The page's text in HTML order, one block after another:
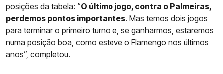
posições da tabela: “O último jogo, contra o Palmeiras,
perdemos pontos importantes. Mas temos dois jogos
para terminar o primeiro turno e, se ganharmos, estaremos
numa posição boa, como esteve o Flamengo nos últimos
anos”, completou.